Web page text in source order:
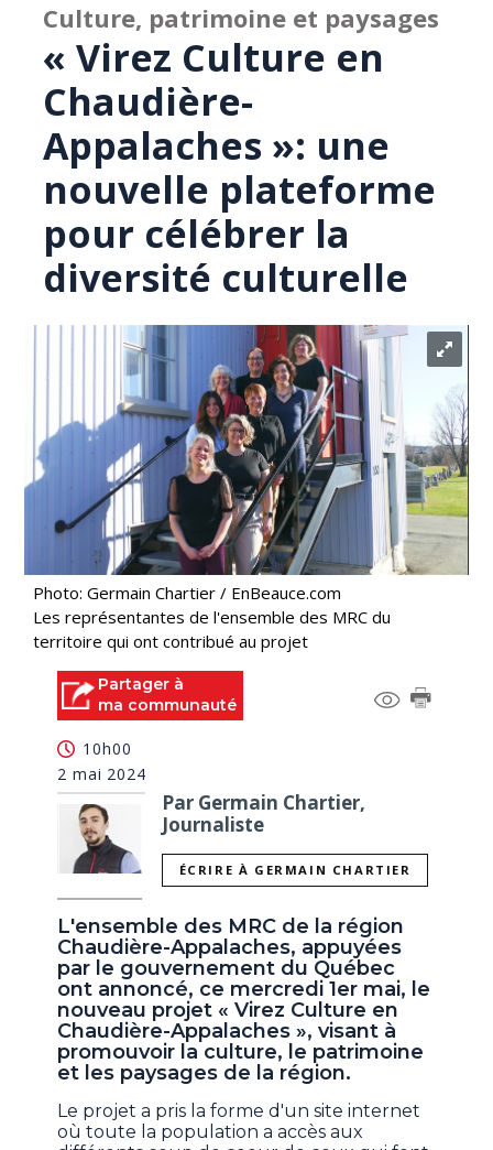
Culture, patrimoine et paysages
« Virez Culture en
Chaudière-
Appalaches »: une
nouvelle plateforme
pour célébrer la
diversité culturelle
Photo: Germain Chartier / EnBeauce.com
Les représentantes de l'ensemble des MRC du
territoire qui ont contribué au projet
Partager à
ma communauté
10h00
2 mai 2024
Par Germain Chartier,
Journaliste
ÉCRIRE À GERMAIN CHARTIER
L'ensemble des MRC de la région
Chaudière-Appalaches, appuyées
par le gouvernement du Québec
ont annoncé, ce mercredi 1er mai, le
nouveau projet « Virez Culture en
Chaudière-Appalaches », visant à
promouvoir la culture, le patrimoine
et les paysages de la région.
Le projet a pris la forme d'un site internet
où toute la population a accès aux